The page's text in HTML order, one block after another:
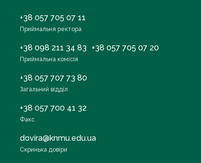
+38 057 705 07 11
Приймальня ректора
+38 098 211 34 83 +38 057 705 07 20
Приймальна комісія
+38 057 707 73 80
Загальний відділ
+38 057 700 41 32
Факс
dovira@knmu.edu.ua
Скринька довіри